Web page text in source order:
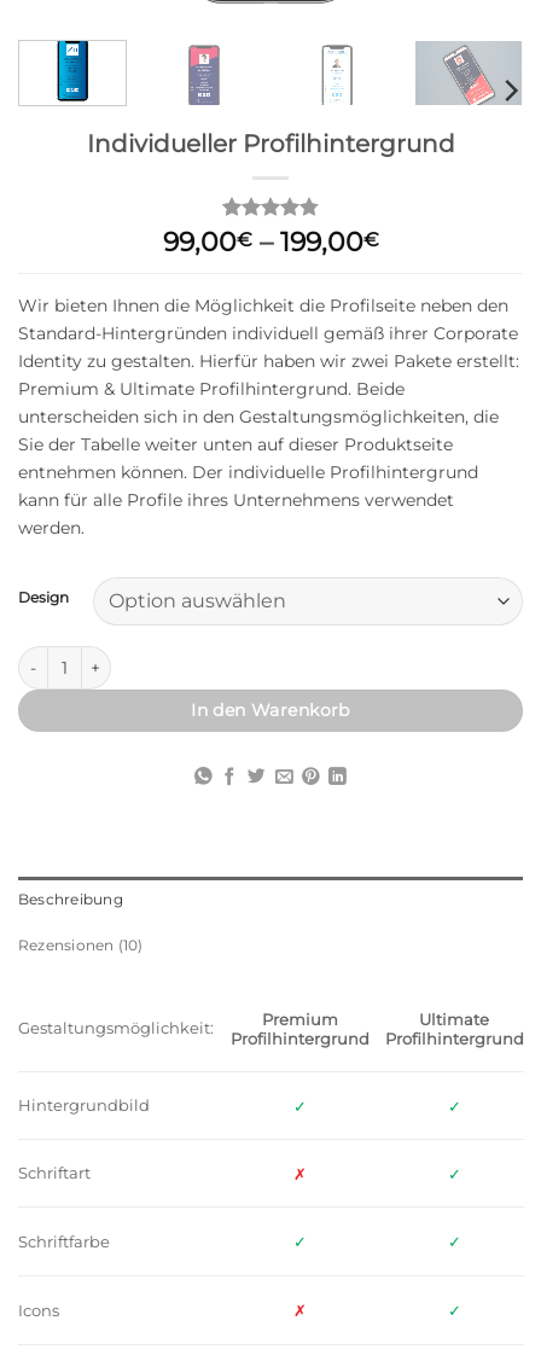
Individueller Profilhintergrund
Bewertet
mit
basierend
auf
10
Kundenbewertungen
99,00€ –199,00€
bis
199,00€
Wir bieten Ihnen die Möglichkeit die Profilseite neben den
Standard-Hintergründen individuell gemäß ihrer Corporate
Identity zu gestalten. Hierfür haben wir zwei Pakete erstellt:
Premium & Ultimate Profilhintergrund. Beide
unterscheiden sich in den Gestaltungsmöglichkeiten, die
Sie der Tabelle weiter unten auf dieser Produktseite
entnehmen können. Der individuelle Profilhintergrund
kann für alle Profile ihres Unternehmens verwendet
werden.
Design
Individueller Profilhintergrund Menge
In den Warenkorb
Alternative:
Beschreibung
Rezensionen (10)
Gestaltungsmöglichkeit:
Premium
Profilhintergrund
Ultimate
Profilhintergrund
Hintergrundbild ✓ ✓
Schriftart ✗ ✓
Schriftfarbe ✓ ✓
Icons ✗ ✓